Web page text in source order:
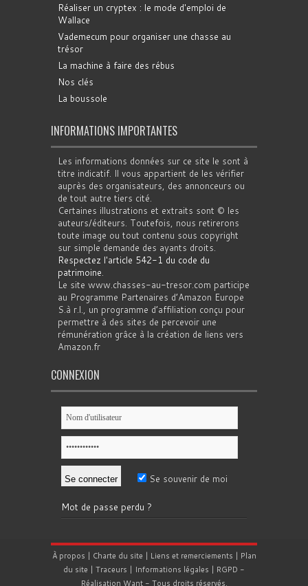
Réaliser un cryptex : le mode d'emploi de
Wallace
Vademecum pour organiser une chasse au
trésor
La machine à faire des rébus
Nos clés
La boussole
INFORMATIONS IMPORTANTES
Les informations données sur ce site le sont à
titre indicatif. Il vous appartient de les vérifier
auprès des organisateurs, des annonceurs ou
de tout autre tiers cité.
Certaines illustrations et extraits sont © les
auteurs/éditeurs. Toutefois, nous retirerons
toute image ou tout contenu sous copyright
sur simple demande des ayants droits.
Respectez l'article 542-1 du code du
patrimoine.
Le site www.chasses-au-tresor.com participe
au Programme Partenaires d’Amazon Europe
S.à r.l., un programme d’affiliation conçu pour
permettre à des sites de percevoir une
rémunération grâce à la création de liens vers
Amazon.fr
CONNEXION
Se souvenir de moi
Mot de passe perdu ?
À propos | Charte du site | Liens et remerciements | Plan
du site | Traceurs | Informations légales | RGPD -
Réalisation Want- Tous droits réservés.